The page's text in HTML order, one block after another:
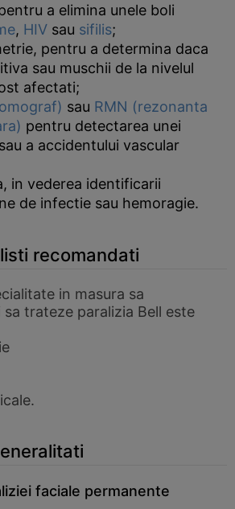
a elimina unele boli
, HIV sau sifilis;
pentru a determina daca
sau muschii de la nivelul
afectati;
sau RMN (rezonanta
pentru detectarea unei
a accidentului vascular
in vederea identificarii
de infectie sau hemoragie.
recomandati
in masura sa
trateze paralizia Bell este
faciale permanente